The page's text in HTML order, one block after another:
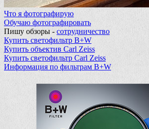
Что я фотографирую
Обучаю фотографировать
Пишу обзоры - сотрудничество
Купить светофильтр B+W
Купить объектив Carl Zeiss
Купить светофильтр Carl Zeiss
Информация по фильтрам B+W